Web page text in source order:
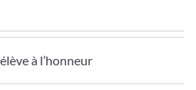
à l’honneur